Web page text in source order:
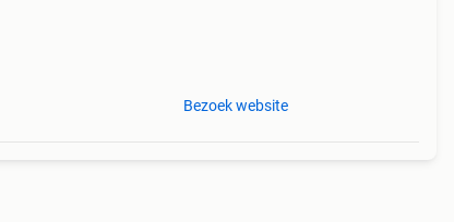
Bezoek website